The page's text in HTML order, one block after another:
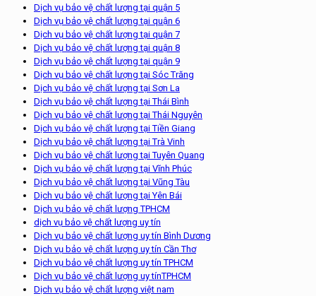
Dịch vụ bảo vệ chất lượng tại quận 5
Dịch vụ bảo vệ chất lượng tại quận 6
Dịch vụ bảo vệ chất lượng tại quận 7
Dịch vụ bảo vệ chất lượng tại quận 8
Dịch vụ bảo vệ chất lượng tại quận 9
Dịch vụ bảo vệ chất lượng tại Sóc Trăng
Dịch vụ bảo vệ chất lượng tại Sơn La
Dịch vụ bảo vệ chất lượng tại Thái Bình
Dịch vụ bảo vệ chất lượng tại Thái Nguyên
Dịch vụ bảo vệ chất lượng tại Tiền Giang
Dịch vụ bảo vệ chất lượng tại Trà Vinh
Dịch vụ bảo vệ chất lượng tại Tuyên Quang
Dịch vụ bảo vệ chất lượng tại Vĩnh Phúc
Dịch vụ bảo vệ chất lượng tại Vũng Tàu
Dịch vụ bảo vệ chất lượng tại Yên Bái
Dịch vụ bảo vệ chất lượng TPHCM
dịch vụ bảo vệ chất lượng uy tín
Dịch vụ bảo vệ chất lượng uy tín Bình Dương
Dịch vụ bảo vệ chất lượng uy tín Cần Thơ
Dịch vụ bảo vệ chất lượng uy tín TPHCM
Dịch vụ bảo vệ chất lượng uy tínTPHCM
Dịch vụ bảo vệ chất lượng việt nam